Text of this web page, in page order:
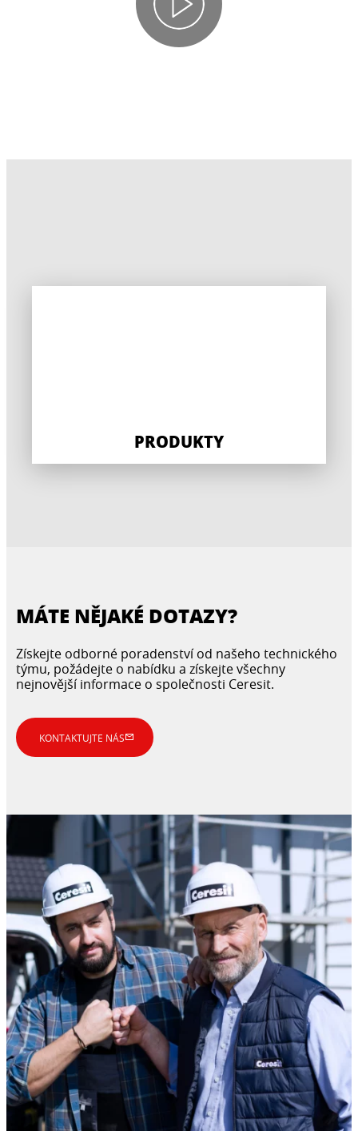
PRODUKTY
MÁTE NĚJAKÉ DOTAZY?
Získejte odborné poradenství od našeho technického
týmu, požádejte o nabídku a získejte všechny
nejnovější informace o společnosti Ceresit.
KONTAKTUJTE NÁS